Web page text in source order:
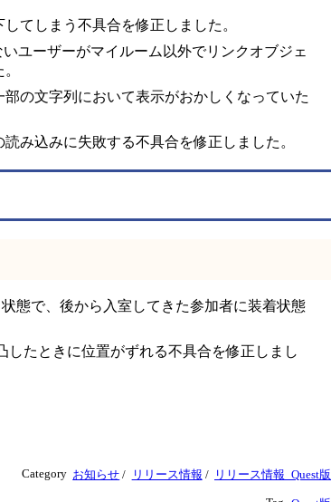
てしまう不具合を修正しました。
ユーザーがマイルーム以外でリンクオブジェ
の文字列において表示がおかしくなっていた
み込みに失敗する不具合を修正しました。
態で、後から入室してきた参加者に装着状態
したときに位置がずれる不具合を修正しまし
Category お知らせ / リリース情報 / リリース情報_Quest版